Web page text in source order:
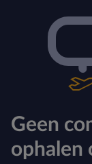
Geen
ophalen